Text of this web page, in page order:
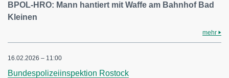
BPOL-HRO: Mann hantiert mit Waffe am Bahnhof Bad
Kleinen
mehr
16.02.2026 – 11:00
Bundespolizeiinspektion Rostock